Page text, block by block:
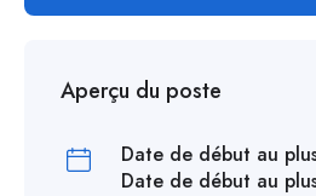
Aperçu du poste
Date de début au
Date de début au